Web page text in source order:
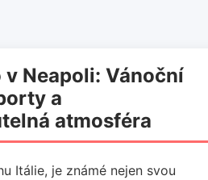
Neapoli: Vánoční
a
atmosféra
Itálie, je známé nejen svou